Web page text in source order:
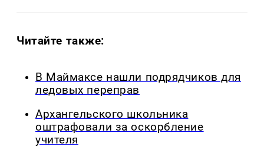
Читайте также:
В Маймаксе нашли подрядчиков для
ледовых переправ
Архангельского школьника
оштрафовали за оскорбление
учителя